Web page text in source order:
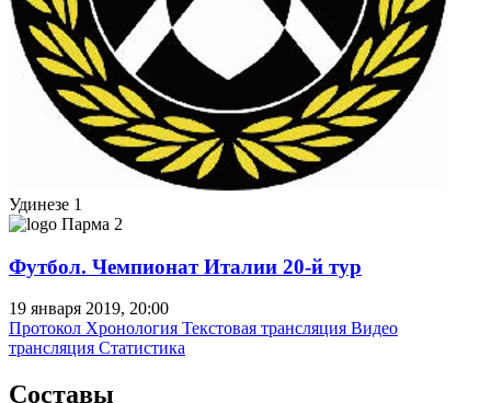
Удинезе 1
Парма 2
Футбол. Чемпионат Италии 20-й тур
19 января 2019, 20:00
Протокол Хронология Текстовая трансляция Видео
трансляция Статистика
Составы